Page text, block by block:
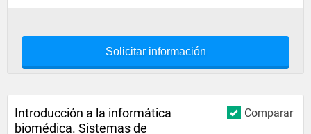
Solicitar información
Comparar
Introducción a la informática
biomédica. Sistemas de